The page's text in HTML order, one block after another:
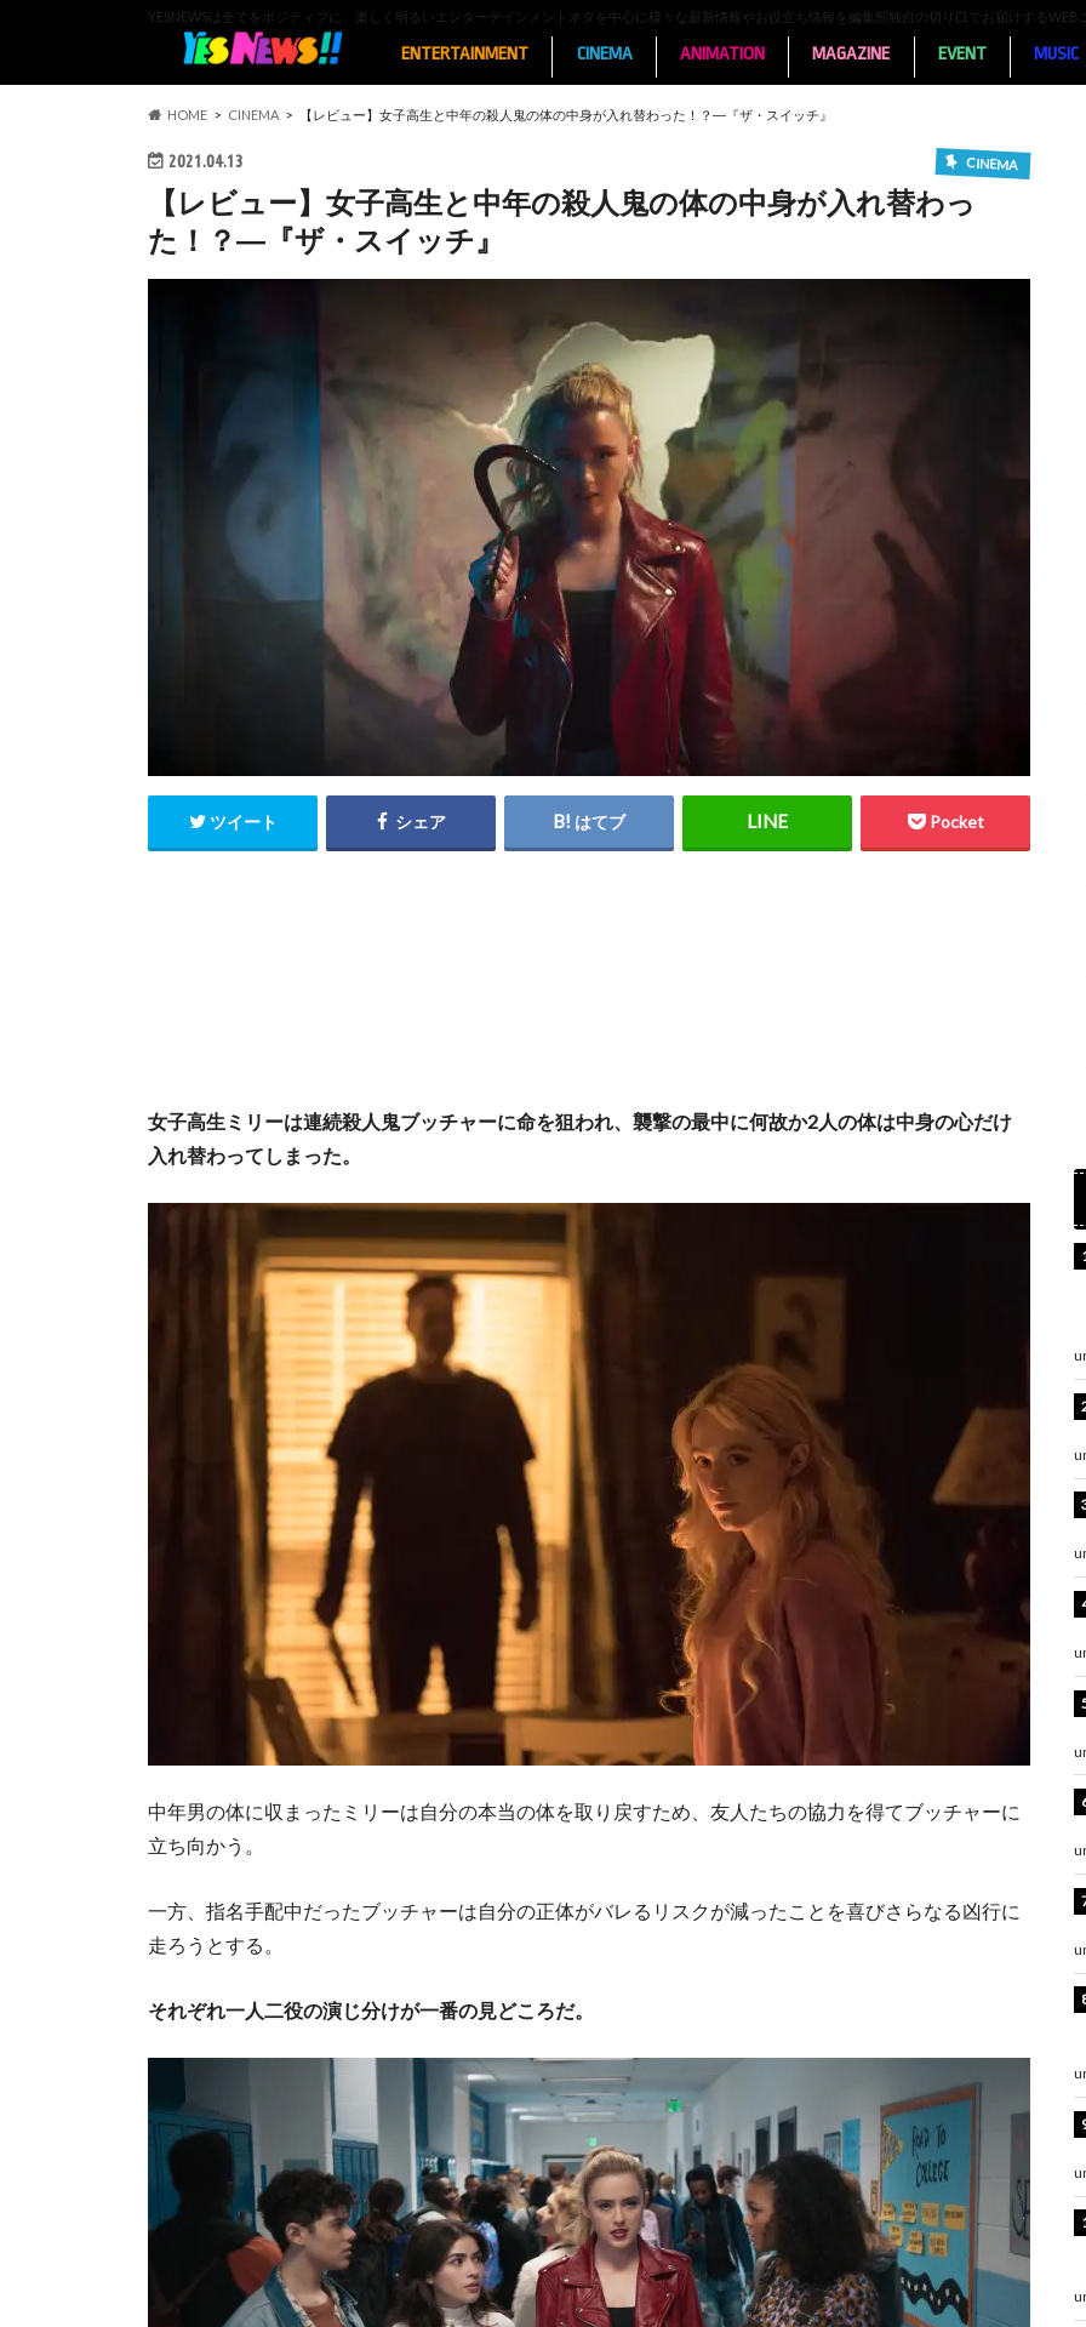
YESNEWSは全てをポジティブに、楽しく明るいエンターテインメントネタを中心に様々な最新情報やお役立ち情報を編集部独自の切り口でお届けするWEB
ENTERTAINMENT CINEMA ANIMATION MAGAZINE EVENT MUSIC
HOME CINEMA 【レビュー】女子高生と中年の殺人鬼の体の中身が入れ替わった！？―『ザ・スイッチ』
2021.04.13 CINEMA
【レビュー】女子高生と中年の殺人鬼の体の中身が入れ替わっ
た！？―『ザ・スイッチ』
ツイート シェア はてブ Pocket
女子高生ミリーは連続殺人鬼ブッチャーに命を狙われ、襲撃の最中に何故か2人の体は中身の心だけ
入れ替わってしまった。
中年男の体に収まったミリーは自分の本当の体を取り戻すため、友人たちの協力を得てブッチャーに
立ち向かう。
一方、指名手配中だったブッチャーは自分の正体がバレるリスクが減ったことを喜びさらなる凶行に
走ろうとする。
それぞれ一人二役の演じ分けが一番の見どころだ。